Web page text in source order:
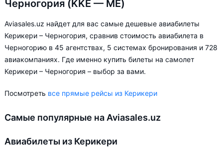
Черногория (KKE — ME)
Aviasales.uz найдет для вас самые дешевые авиабилеты
Керикери – Черногория, сравнив стоимость авиабилета в
Черногорию в 45 агентствах, 5 системах бронирования и 728
авиакомпаниях. Где именно купить билеты на самолет
Керикери – Черногория – выбор за вами.
Посмотреть все прямые рейсы из Керикери
Самые популярные на Aviasales.uz
Авиабилеты из Керикери